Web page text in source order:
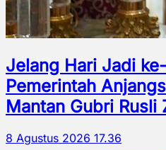
Jelang Hari Jadi
Pemerintah
Mantan Gubri Rusli
8 Agustus 2026 17.36